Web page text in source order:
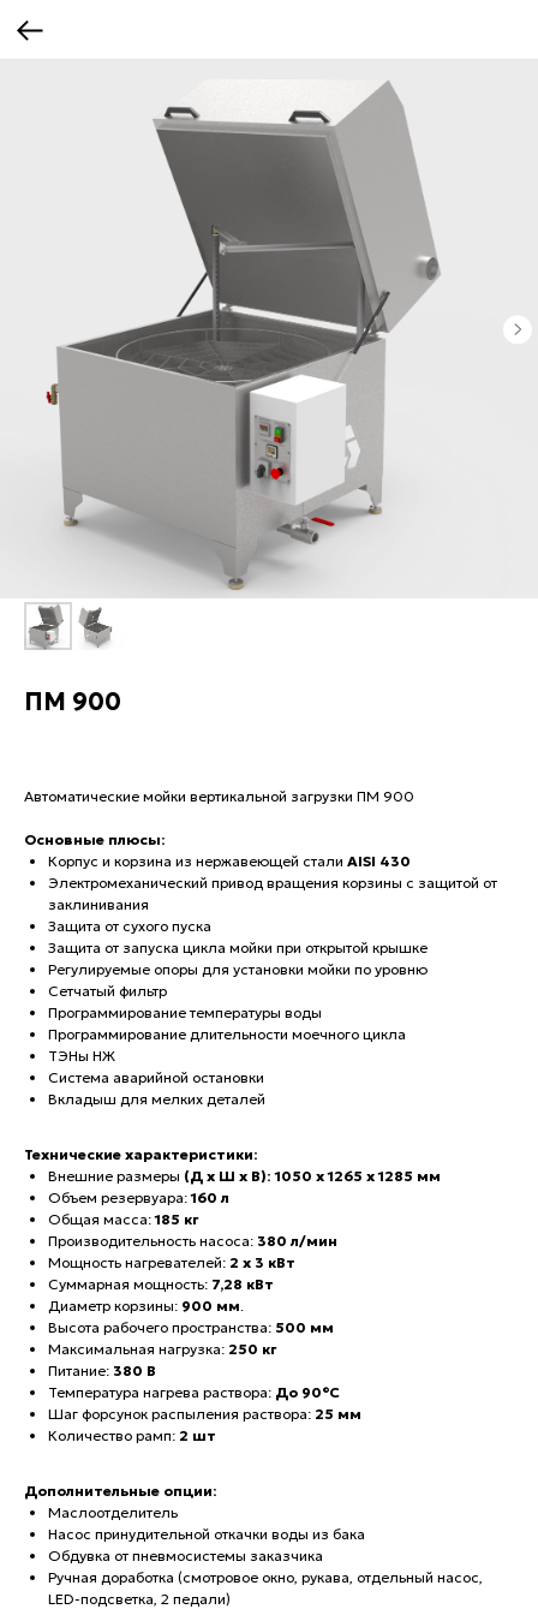
ПМ 900
Автоматические мойки вертикальной загрузки ПМ 900
Основные плюсы:
Корпус и корзина из нержавеющей стали AISI 430
Электромеханический привод вращения корзины с защитой от
заклинивания
Защита от сухого пуска
Защита от запуска цикла мойки при открытой крышке
Регулируемые опоры для установки мойки по уровню
Сетчатый фильтр
Программирование температуры воды
Программирование длительности моечного цикла
ТЭНы НЖ
Система аварийной остановки
Вкладыш для мелких деталей
Технические характеристики:
Внешние размеры (Д х Ш х В): 1050 x 1265 x 1285 мм
Объем резервуара:160 л
Общая масса:185 кг
Производительность насоса: 380 л/мин
Мощность нагревателей: 2 х 3 кВт
Суммарная мощность: 7,28 кВт
Диаметр корзины: 900 мм.
Высота рабочего пространства: 500 мм
Максимальная нагрузка: 250 кг
Питание: 380 В
Температура нагрева раствора: До 90°С
Шаг форсунок распыления раствора: 25 мм
Количество рамп: 2 шт
Дополнительные опции:
Маслоотделитель
Насос принудительной откачки воды из бака
Обдувка от пневмосистемы заказчика
Ручная доработка (смотровое окно, рукава, отдельный насос,
LED-подсветка, 2 педали)